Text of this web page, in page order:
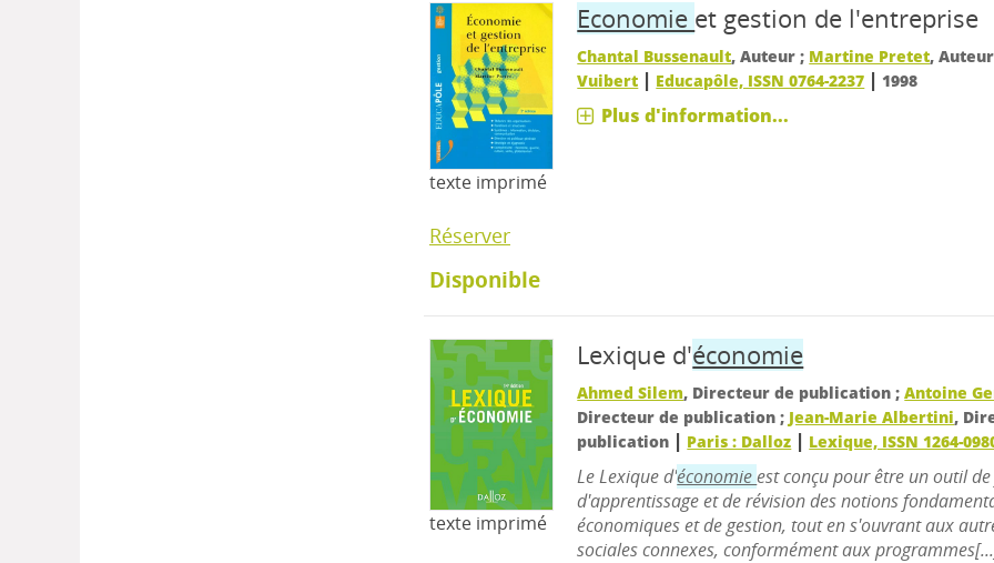
texte imprimé
Economie et gestion de l'entreprise
Chantal Bussenault, Auteur ; Martine Pretet,
Vuibert | Educapôle, ISSN 0764-2237 | 1998
Plus d'information...
Réserver
Disponible
texte imprimé
Lexique d'économie
Ahmed Silem, Directeur de publication ;Antoine
Directeur de publication ; Jean-Marie Albertini,
publication | Paris : Dalloz | Lexique, ISSN 1264-
Le Lexique d'économieest conçu pour être un outil
d'apprentissage et de révision des notions
économiques et de gestion, tout en s'ouvrant aux
sociales connexes, conformément aux